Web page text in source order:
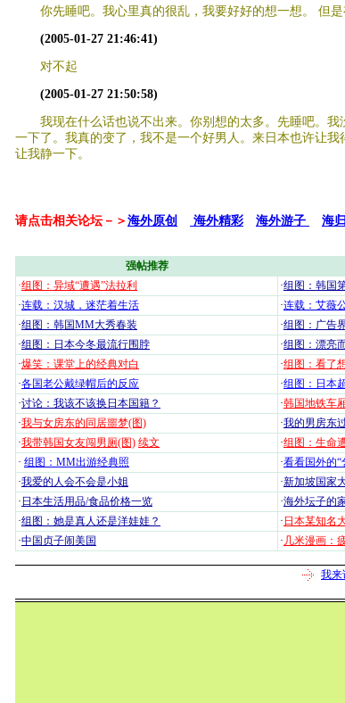
你先睡吧。我心里真的很乱，我要好好的想一想。 但是
(2005-01-27 21:46:41)
对不起
(2005-01-27 21:50:58)
我现在什么话也说不出来。你别想的太多。先睡吧。
一下了。我真的变了，我不是一个好男人。来日本也许让我
让我静一下。
请点击相关论坛－＞ 海外原创 海外精彩 海外游子 海
强帖推荐
·组图：异域“遭遇”法拉利 ·组图：韩国
·连载：汉城，迷茫着生活 ·连载：艾薇
·组图：韩国MM大秀春装 ·组图：广告
·组图：日本今冬最流行围脖 ·组图：漂亮
·爆笑：课堂上的经典对白 ·组图：看了
·各国老公戴绿帽后的反应 ·组图：日本
·讨论：我该不该换日本国籍？ ·韩国地铁车
·我与女房东的同居噩梦(图) ·我的男房东
·我带韩国女友闯男厕(图) 续文 ·组图：生命
· 组图：MM出游经典照 ·看看国外的“
·我爱的人会不会是小姐 ·新加坡国家
· 日本生活用品/食品价格一览 ·海外坛子的
·组图：她是真人还是洋娃娃？ · 日本某知名
·中国贞子闹美国 · 几米漫画：
我来